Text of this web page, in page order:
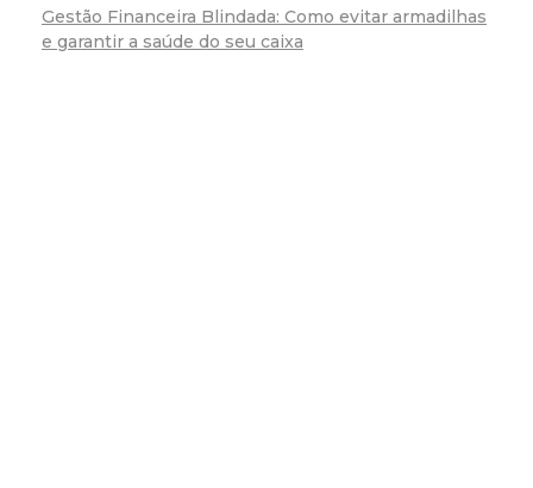
Gestão Financeira Blindada: Como evitar armadilhas
e garantir a saúde do seu caixa